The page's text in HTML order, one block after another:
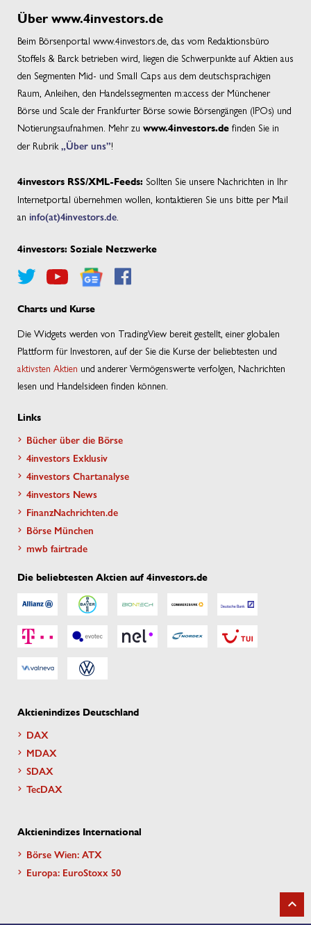
Über www.4investors.de
Beim Börsenportal www.4investors.de, das vom Redaktionsbüro
Stoffels & Barck betrieben wird, liegen die Schwerpunkte auf Aktien aus
den Segmenten Mid- und Small Caps aus dem deutschsprachigen
Raum, Anleihen, den Handelssegmenten m:access der Münchener
Börse und Scale der Frankfurter Börse sowie Börsengängen (IPOs) und
Notierungsaufnahmen. Mehr zu www.4investors.de finden Sie in
der Rubrik „Über uns”!
4investors RSS/XML-Feeds: Sollten Sie unsere Nachrichten in Ihr
Internetportal übernehmen wollen, kontaktieren Sie uns bitte per Mail
an info(at)4investors.de
4investors: Soziale Netzwerke
Charts und Kurse
Die Widgets werden von TradingView bereit gestellt, einer globalen
Plattform für Investoren, auf der Sie die Kurse der beliebtesten und
aktivsten Aktien und anderer Vermögenswerte verfolgen, Nachrichten
lesen und Handelsideen finden können.
Links
Bücher über die Börse
4investors Exklusiv
4investors Chartanalyse
4investors News
FinanzNachrichten.de
Börse München
mwb fairtrade
Die beliebtesten Aktien auf 4investors.de
Aktienindizes Deutschland
DAX
MDAX
SDAX
TecDAX
Aktienindizes International
Börse Wien: ATX
Europa: EuroStoxx 50